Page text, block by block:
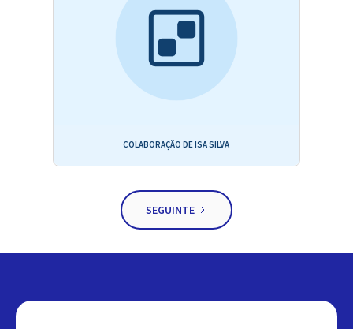
COLABORAÇÃO DE ISA SILVA
SEGUINTE